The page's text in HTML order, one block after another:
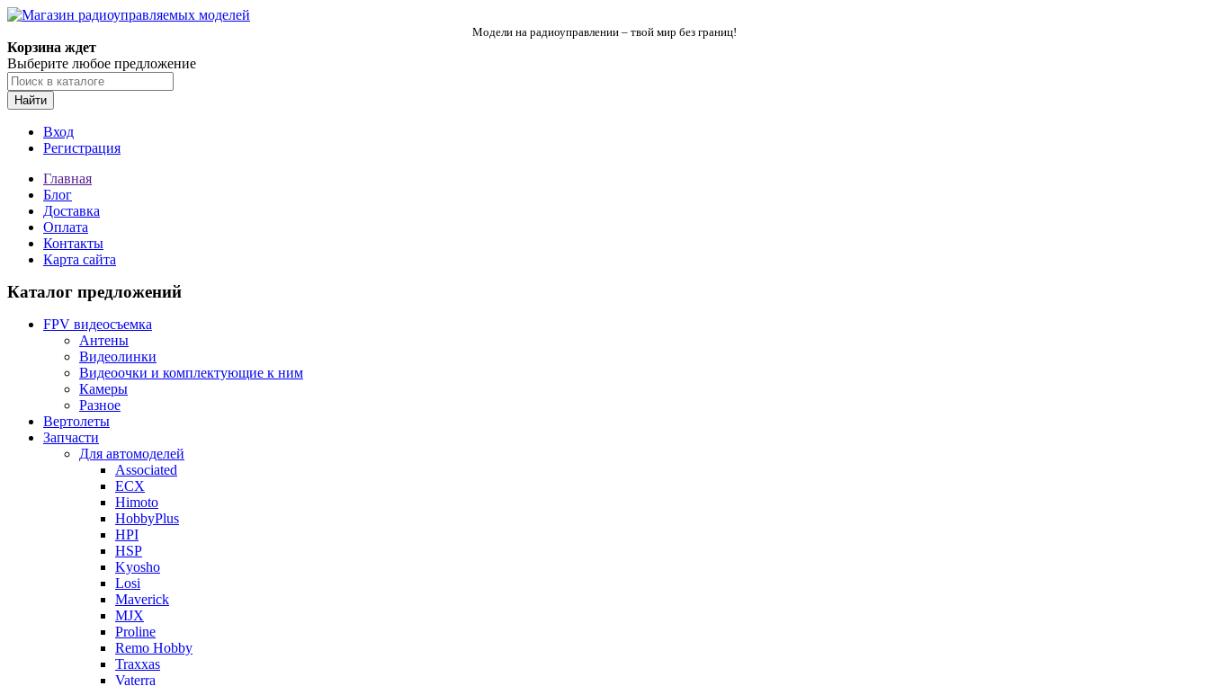
Модели на радиоуправлении – твой мир без границ!
Корзина ждет
Выберите любое предложение
Найти
Вход
Регистрация
Главная
Блог
Доставка
Оплата
Контакты
Карта сайта
Каталог предложений
FPV видеосъемка
Антены
Видеолинки
Видеоочки и комплектующие к ним
Камеры
Разное
Вертолеты
Запчасти
Для автомоделей
Associated
ECX
Himoto
HobbyPlus
HPI
HSP
Kyosho
Losi
Maverick
MJX
Proline
Remo Hobby
Traxxas
Vaterra